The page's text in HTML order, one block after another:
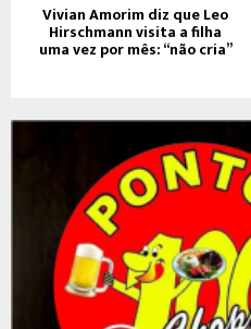
Vivian Amorim diz que Leo
Hirschmann visita a filha
uma vez por mês: “não cria”